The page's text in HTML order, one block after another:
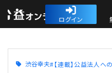
ログイン
渋谷幸夫 【連載】公益法人へ